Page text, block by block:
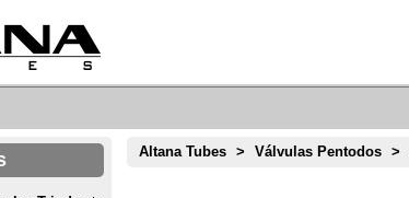
Altana Tubes > Válvulas Pentodos >